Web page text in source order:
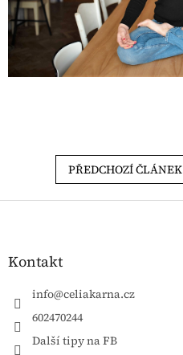
PŘEDCHOZÍ ČLÁNEK
Zápatí
Kontakt
info@celiakarna.cz
602470244
Další tipy na FB